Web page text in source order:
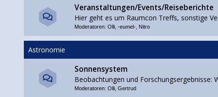
Veranstaltungen/Events/Reiseberichte
Hier geht es um Raumcon Treffs, sonstige
Moderatoren: Olli, -eumel-, Nitro
Astronomie
Sonnensystem
Beobachtungen und Forschungsergebnisse:
Moderatoren: Olli, Gertrud